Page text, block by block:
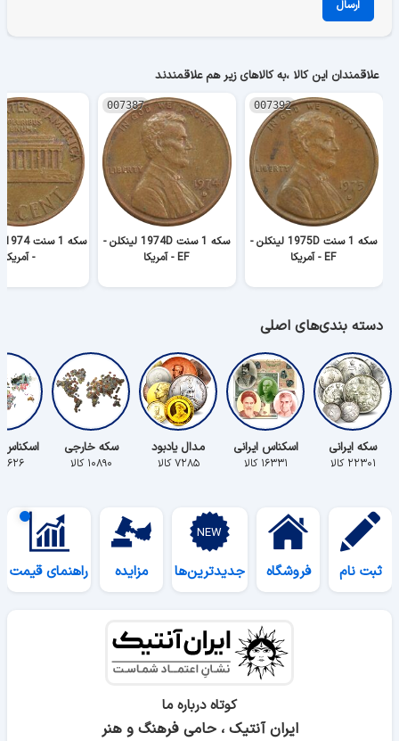
ارسال
علاقمندان این کالا ،به کالاهای زیر هم علاقمندند
007392
سکه 1 سنت 1975D لینکلن -
EF - آمریکا
007387
سکه 1 سنت 1974D لینکلن -
EF - آمریکا
- آمریکا
دسته بندی‌های اصلی
سکه ایرانی
۲۲۳۰۱ کالا
اسکناس ایرانی
۱۶۳۳۱ کالا
مدال یادبود
۷۲۸۵ کالا
سکه خارجی
۱۰۸۹۰ کالا ۵۶۲۶ کالا
ثبت نام فروشگاه جدیدترین‌ها مزایده راهنمای قیمت
کوتاه درباره ما
ایران آنتیک ، حامی فرهنگ و هنر